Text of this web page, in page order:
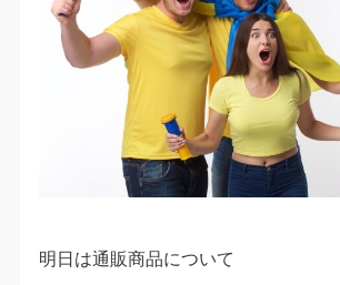
明日は通販商品について